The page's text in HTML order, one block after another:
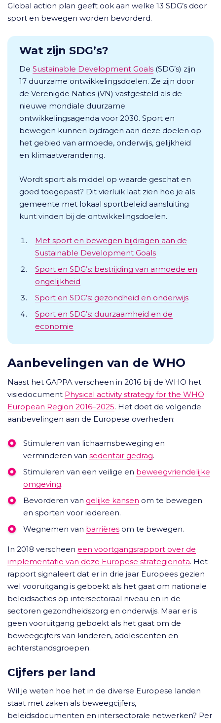
Global action plan geeft ook aan welke 13 SDG’s door
sport en bewegen worden bevorderd.
Wat zijn SDG’s?
De Sustainable Development Goals (SDG’s) zijn
17 duurzame ontwikkelingsdoelen. Ze zijn door
de Verenigde Naties (VN) vastgesteld als de
nieuwe mondiale duurzame
ontwikkelingsagenda voor 2030. Sport en
bewegen kunnen bijdragen aan deze doelen op
het gebied van armoede, onderwijs, gelijkheid
en klimaatverandering.
Wordt sport als middel op waarde geschat en
goed toegepast? Dit vierluik laat zien hoe je als
gemeente met lokaal sportbeleid aansluiting
kunt vinden bij de ontwikkelingsdoelen.
Met sport en bewegen bijdragen aan de
Sustainable Development Goals
Sport en SDG’s: bestrijding van armoede en
ongelijkheid
Sport en SDG’s: gezondheid en onderwijs
Sport en SDG’s: duurzaamheid en de
economie
Aanbevelingen van de WHO
Naast het GAPPA verscheen in 2016 bij de WHO het
visiedocument Physical activity strategy for the WHO
European Region 2016–2025. Het doet de volgende
aanbevelingen aan de Europese overheden:
Stimuleren van lichaamsbeweging en
verminderen van sedentair gedrag.
Stimuleren van een veilige en beweegvriendelijke
omgeving.
Bevorderen van gelijke kansen om te bewegen
en sporten voor iedereen.
Wegnemen van barrières om te bewegen.
In 2018 verscheen een voortgangsrapport over de
implementatie van deze Europese strategienota. Het
rapport signaleert dat er in drie jaar Europees gezien
wel vooruitgang is geboekt als het gaat om nationale
beleidsacties op intersectoraal niveau en in de
sectoren gezondheidszorg en onderwijs. Maar er is
geen vooruitgang geboekt als het gaat om de
beweegcijfers van kinderen, adolescenten en
achterstandsgroepen.
Cijfers per land
Wil je weten hoe het in de diverse Europese landen
staat met zaken als beweegcijfers,
beleidsdocumenten en intersectorale netwerken? Per